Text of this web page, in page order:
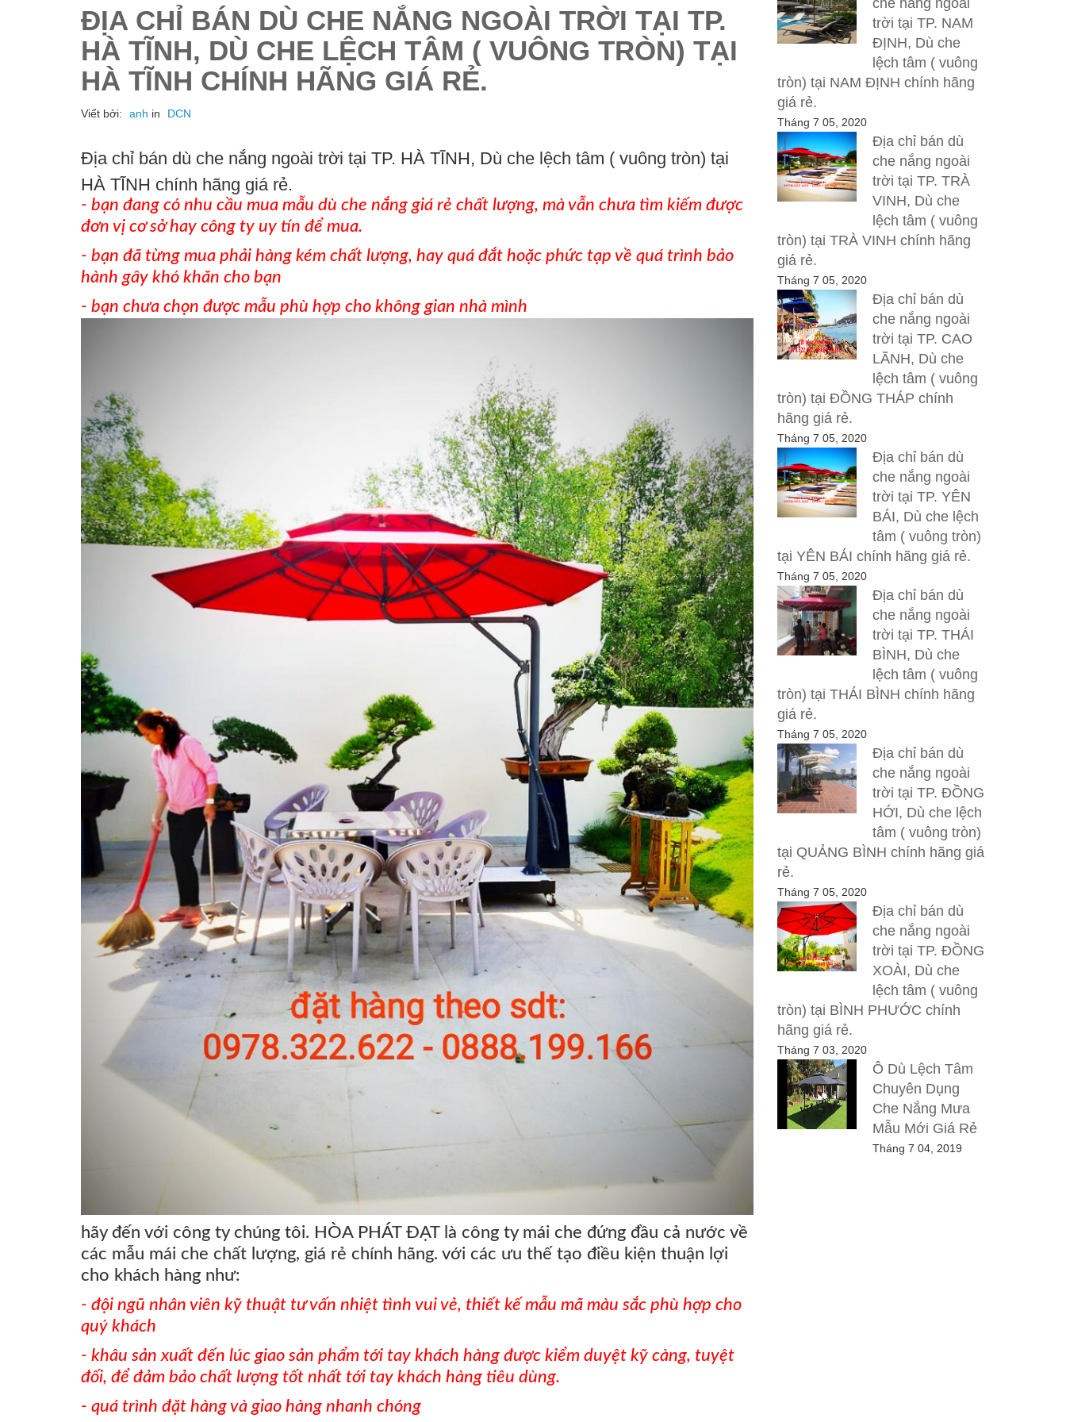
ĐỊA CHỈ BÁN DÙ CHE NẮNG NGOÀI TRỜI TẠI TP.
HÀ TĨNH, DÙ CHE LỆCH TÂM ( VUÔNG TRÒN) TẠI
HÀ TĨNH CHÍNH HÃNG GIÁ RẺ.
Viết bởi: anh in DCN
Địa chỉ bán dù che nắng ngoài trời tại TP. HÀ TĨNH, Dù che lệch tâm ( vuông tròn) tại
HÀ TĨNH chính hãng giá rẻ.
- bạn đang có nhu cầu mua mẫu dù che nắng giá rẻ chất lượng, mà vẫn chưa tìm kiếm được
đơn vị cơ sở hay công ty uy tín để mua.
- bạn đã từng mua phải hàng kém chất lượng, hay quá đắt hoặc phức tạp về quá trình bảo
hành gây khó khăn cho bạn
- bạn chưa chọn được mẫu phù hợp cho không gian nhà mình
hãy đến với công ty chúng tôi. HÒA PHÁT ĐẠT là công ty mái che đứng đầu cả nước về
các mẫu mái che chất lượng, giá rẻ chính hãng. với các ưu thế tạo điều kiện thuận lợi
cho khách hàng như:
- đội ngũ nhân viên kỹ thuật tư vấn nhiệt tình vui vẻ, thiết kế mẫu mã màu sắc phù hợp cho
quý khách
- khâu sản xuất đến lúc giao sản phẩm tới tay khách hàng được kiểm duyệt kỹ càng, tuyệt
đối, để đảm bảo chất lượng tốt nhất tới tay khách hàng tiêu dùng.
- quá trình đặt hàng và giao hàng nhanh chóng
che nắng ngoài
trời tại TP. NAM
ĐỊNH, Dù che
lệch tâm ( vuông
tròn) tại NAM ĐỊNH chính hãng
giá rẻ.
Tháng 7 05, 2020
Địa chỉ bán dù
che nắng ngoài
trời tại TP. TRÀ
VINH, Dù che
lệch tâm ( vuông
tròn) tại TRÀ VINH chính hãng
giá rẻ.
Tháng 7 05, 2020
Địa chỉ bán dù
che nắng ngoài
trời tại TP. CAO
LÃNH, Dù che
lệch tâm ( vuông
tròn) tại ĐỒNG THÁP chính
hãng giá rẻ.
Tháng 7 05, 2020
Địa chỉ bán dù
che nắng ngoài
trời tại TP. YÊN
BÁI, Dù che lệch
tâm ( vuông tròn)
tại YÊN BÁI chính hãng giá rẻ.
Tháng 7 05, 2020
Địa chỉ bán dù
che nắng ngoài
trời tại TP. THÁI
BÌNH, Dù che
lệch tâm ( vuông
tròn) tại THÁI BÌNH chính hãng
giá rẻ.
Tháng 7 05, 2020
Địa chỉ bán dù
che nắng ngoài
trời tại TP. ĐỒNG
HỚI, Dù che lệch
tâm ( vuông tròn)
tại QUẢNG BÌNH chính hãng giá
rẻ.
Tháng 7 05, 2020
Địa chỉ bán dù
che nắng ngoài
trời tại TP. ĐỒNG
XOÀI, Dù che
lệch tâm ( vuông
tròn) tại BÌNH PHƯỚC chính
hãng giá rẻ.
Tháng 7 03, 2020
Ô Dù Lệch Tâm
Chuyên Dụng
Che Nắng Mưa
Mẫu Mới Giá Rẻ
Tháng 7 04, 2019